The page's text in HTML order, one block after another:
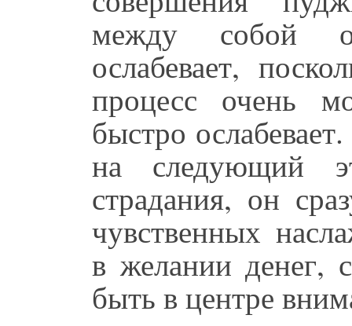
между собой
ослабевает,
процесс очень
быстро
на следующий
страдания, он
чувственных
в желании денег,
быть в центре